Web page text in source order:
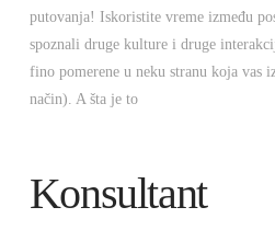
putovanja! Iskoristite vreme između
spoznali druge kulture i druge
fino pomerene u neku stranu koja vas
način). A šta je to
Konsultant